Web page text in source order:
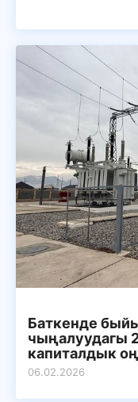
Баткенде
чыңалуудагы
капиталдык
06.02.2026